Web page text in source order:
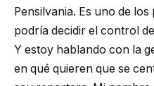
Pensilvania. Es uno de
podría decidir el control
Y estoy hablando con la
en qué quieren que se